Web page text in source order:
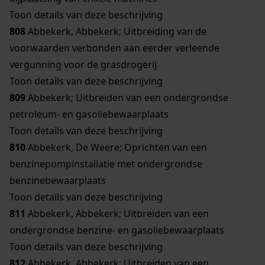
Toon details van deze beschrijving
808Abbekerk, Abbekerk; Uitbreiding van de
voorwaarden verbonden aan eerder verleende
vergunning voor de grasdrogerij
Toon details van deze beschrijving
809Abbekerk; Uitbreiden van een ondergrondse
petroleum- en gasoliebewaarplaats
Toon details van deze beschrijving
810Abbekerk, De Weere; Oprichten van een
benzinepompinstallatie met ondergrondse
benzinebewaarplaats
Toon details van deze beschrijving
811 Abbekerk, Abbekerk; Uitbreiden van een
ondergrondse benzine- en gasoliebewaarplaats
Toon details van deze beschrijving